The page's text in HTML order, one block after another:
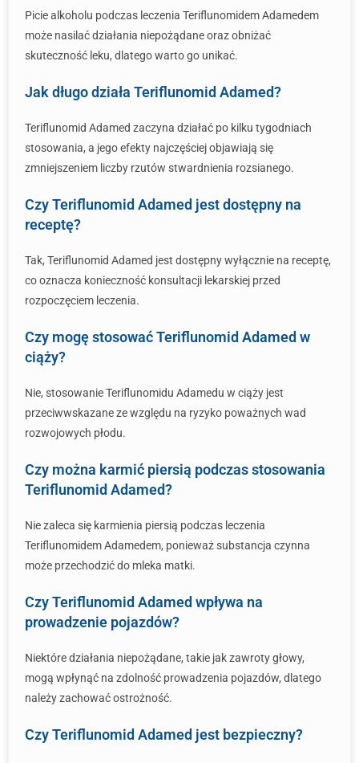
Picie alkoholu podczas leczenia Teriflunomidem Adamedem
może nasilać działania niepożądane oraz obniżać
skuteczność leku, dlatego warto go unikać.
Jak długo działa Teriflunomid Adamed?
Teriflunomid Adamed zaczyna działać po kilku tygodniach
stosowania, a jego efekty najczęściej objawiają się
zmniejszeniem liczby rzutów stwardnienia rozsianego.
Czy Teriflunomid Adamed jest dostępny na
receptę?
Tak, Teriflunomid Adamed jest dostępny wyłącznie na receptę,
co oznacza konieczność konsultacji lekarskiej przed
rozpoczęciem leczenia.
Czy mogę stosować Teriflunomid Adamed w
ciąży?
Nie, stosowanie Teriflunomidu Adamedu w ciąży jest
przeciwwskazane ze względu na ryzyko poważnych wad
rozwojowych płodu.
Czy można karmić piersią podczas stosowania
Teriflunomid Adamed?
Nie zaleca się karmienia piersią podczas leczenia
Teriflunomidem Adamedem, ponieważ substancja czynna
może przechodzić do mleka matki.
Czy Teriflunomid Adamed wpływa na
prowadzenie pojazdów?
Niektóre działania niepożądane, takie jak zawroty głowy,
mogą wpłynąć na zdolność prowadzenia pojazdów, dlatego
należy zachować ostrożność.
Czy Teriflunomid Adamed jest bezpieczny?